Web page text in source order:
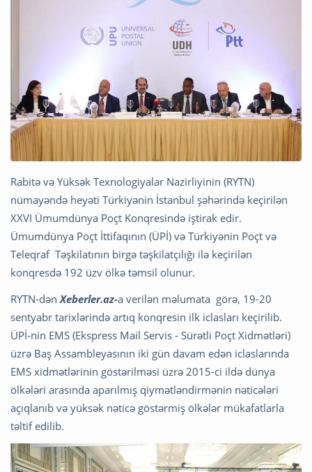
Rabitə və Yüksək Texnologiyalar Nazirliyinin (RYTN)
nümayəndə heyəti Türkiyənin İstanbul şəhərində keçirilən
XXVI Ümumdünya Poçt Konqresində iştirak edir.
Ümumdünya Poçt İttifaqının (ÜPİ) və Türkiyənin Poçt və
Teleqraf Təşkilatının birgə təşkilatçılığı ilə keçirilən
konqresdə 192 üzv ölkə təmsil olunur.
RYTN-dən Xeberler.az-a verilən məlumata görə, 19-20
sentyabr tarixlərində artıq konqresin ilk iclasları keçirilib.
ÜPİ-nin EMS (Ekspress Mail Servis - Sürətli Poçt Xidmətləri)
üzrə Baş Assambleyasının iki gün davam edən iclaslarında
EMS xidmətlərinin göstərilməsi üzrə 2015-ci ildə dünya
ölkələri arasında aparılmış qiymətləndirmənin nəticələri
açıqlanıb və yüksək nəticə göstərmiş ölkələr mükafatlarla
təltif edilib.